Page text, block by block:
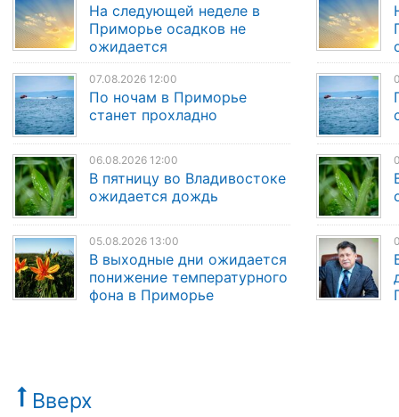
На следующей неделе в
Приморье осадков не
ожидается
07.08.2026 12:00
По ночам в Приморье
станет прохладно
06.08.2026 12:00
В пятницу во Владивостоке
ожидается дождь
05.08.2026 13:00
В выходные дни ожидается
понижение температурного
фона в Приморье
Вверх